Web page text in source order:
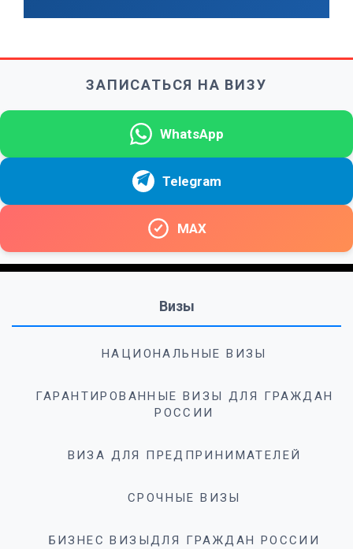
ЗАПИСАТЬСЯ НА ВИЗУ
WhatsApp
Telegram
MAX
Визы
НАЦИОНАЛЬНЫЕ ВИЗЫ
ГАРАНТИРОВАННЫЕ ВИЗЫ ДЛЯ ГРАЖДАН
РОССИИ
ВИЗА ДЛЯ ПРЕДПРИНИМАТЕЛЕЙ
СРОЧНЫЕ ВИЗЫ
БИЗНЕС ВИЗЫДЛЯ ГРАЖДАН РОССИИ